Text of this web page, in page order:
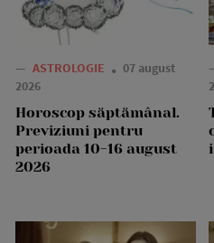
— ASTROLOGIE
07 august
2026
Horoscop săptămânal.
Previziuni pentru
perioada 10-16 august
2026